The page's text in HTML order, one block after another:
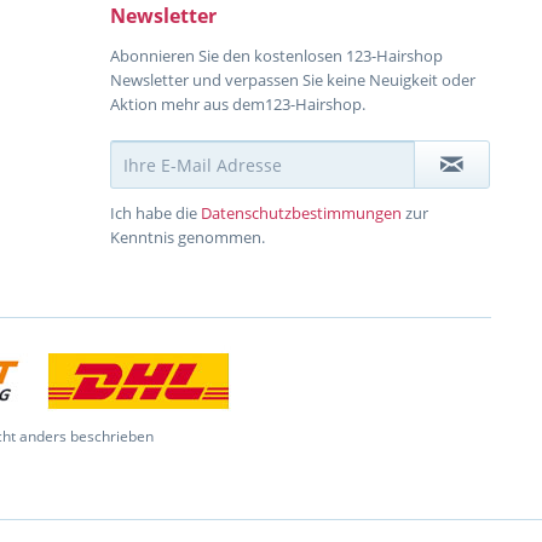
Newsletter
Abonnieren Sie den kostenlosen 123-Hairshop
Newsletter und verpassen Sie keine Neuigkeit oder
Aktion mehr aus dem123-Hairshop.
Ich habe die Datenschutzbestimmungen zur
Kenntnis genommen.
anders beschrieben